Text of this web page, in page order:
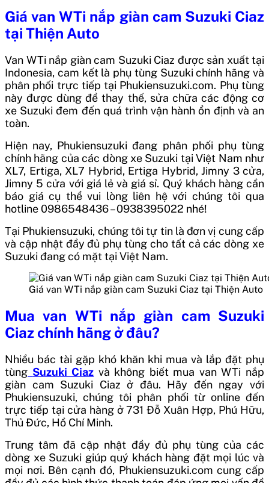
Giá van WTi nắp giàn cam Suzuki Ciaz
tại Thiện Auto
Van WTi nắp giàn cam Suzuki Ciaz được sản xuất tại
Indonesia, cam kết là phụ tùng Suzuki chính hãng và
phân phối trực tiếp tại Phukiensuzuki.com. Phụ tùng
này được dùng để thay thế, sửa chữa các động cơ
xe Suzuki đem đến quá trình vận hành ổn định và an
toàn.
Hiện nay, Phukiensuzuki đang phân phối phụ tùng
chính hãng của các dòng xe Suzuki tại Việt Nam như
XL7, Ertiga, XL7 Hybrid, Ertiga Hybrid, Jimny 3 cửa,
Jimny 5 cửa với giá lẻ và giá sỉ. Quý khách hàng cần
báo giá cụ thể vui lòng liên hệ với chúng tôi qua
hotline 0986548436 – 0938395022 nhé!
Tại Phukiensuzuki, chúng tôi tự tin là đơn vị cung cấp
và cập nhật đầy đủ phụ tùng cho tất cả các dòng xe
Suzuki đang có mặt tại Việt Nam.
Giá van WTi nắp giàn cam Suzuki Ciaz tại Thiện Auto
Mua van WTi nắp giàn cam Suzuki
Ciaz chính hãng ở đâu?
Nhiều bác tài gặp khó khăn khi mua và lắp đặt phụ
tùng Suzuki Ciaz và không biết mua van WTi nắp
giàn cam Suzuki Ciaz ở đâu. Hãy đến ngay với
Phukiensuzuki, chúng tôi phân phối từ online đến
trực tiếp tại cửa hàng ở 731 Đỗ Xuân Hợp, Phú Hữu,
Thủ Đức, Hồ Chí Minh.
Trung tâm đã cập nhật đầy đủ phụ tùng của các
dòng xe Suzuki giúp quý khách hàng đặt mọi lúc và
mọi nơi. Bên cạnh đó, Phukiensuzuki.com cung cấp